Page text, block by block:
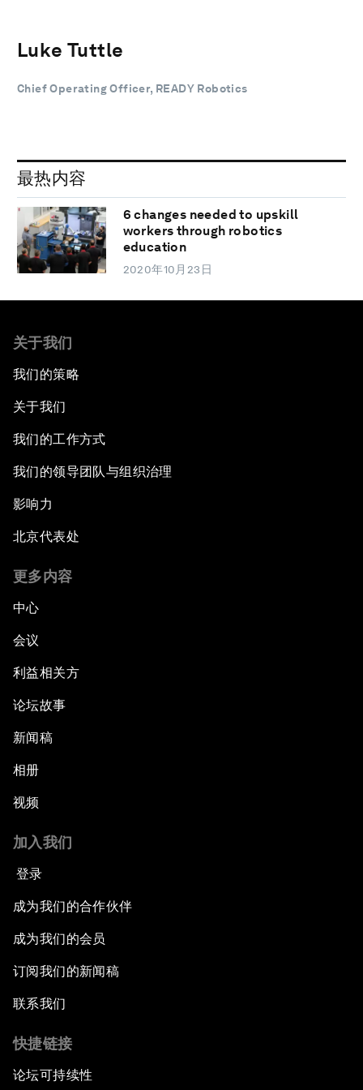
Luke Tuttle
Chief Operating Officer, READY Robotics
最热内容
6 changes needed to upskill
workers through robotics
education
2020年10月23日
关于我们
我们的策略
关于我们
我们的工作方式
我们的领导团队与组织治理
影响力
北京代表处
更多内容
中心
会议
利益相关方
论坛故事
新闻稿
相册
视频
加入我们
登录
成为我们的合作伙伴
成为我们的会员
订阅我们的新闻稿
联系我们
快捷链接
论坛可持续性